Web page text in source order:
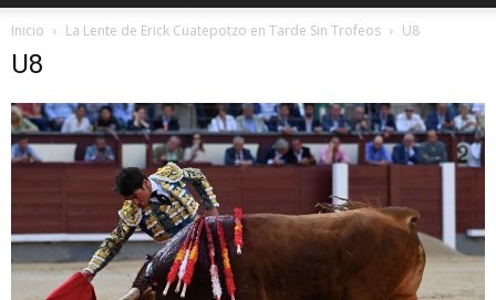
Inicio La Lente de Erick Cuatepotzo en Tarde Sin Trofeos U8
U8